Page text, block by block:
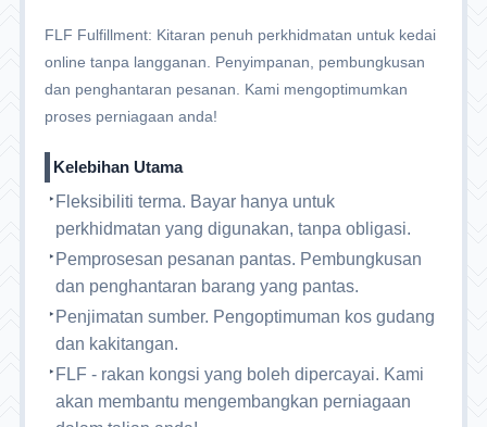
FLF Fulfillment: Kitaran penuh perkhidmatan untuk kedai
online tanpa langganan. Penyimpanan, pembungkusan
dan penghantaran pesanan. Kami mengoptimumkan
proses perniagaan anda!
Kelebihan Utama
Fleksibiliti terma. Bayar hanya untuk
perkhidmatan yang digunakan, tanpa obligasi.
Pemprosesan pesanan pantas. Pembungkusan
dan penghantaran barang yang pantas.
Penjimatan sumber. Pengoptimuman kos gudang
dan kakitangan.
FLF - rakan kongsi yang boleh dipercayai. Kami
akan membantu mengembangkan perniagaan